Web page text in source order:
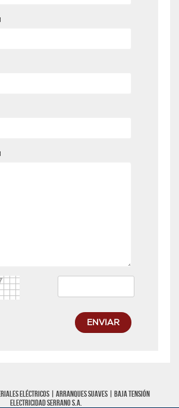
ENVIAR
eléctricos | Arranques Suaves| Baja tensión
Electricidad Serrano S.A.